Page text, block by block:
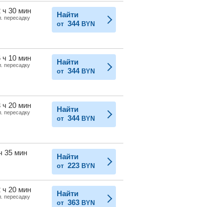
ч 30 мин
пересадку Найти
от 344 BYN
ч 10 мин
пересадку Найти
от 344 BYN
ч 20 мин
пересадку Найти
от 344 BYN
35 мин Найти
от 223 BYN
ч 20 мин
пересадку Найти
от 363 BYN